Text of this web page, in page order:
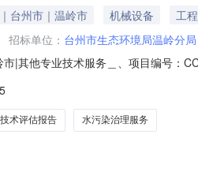
台州市｜温岭市 机械设备
工程
招标单位： 台州市生态环境局温岭分局
|其他专业技术服务＿、项目编号：
项名称标的名称服务范围服务要求
五术评估报告 水污染治理服务